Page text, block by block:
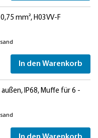
mm², H03VV-F
In den Warenkorb
IP68, Muffe für 6 -